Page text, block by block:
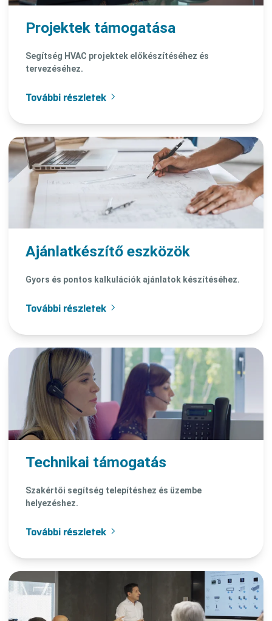
Projektek támogatása
Segítség HVAC projektek előkészítéséhez és
tervezéséhez.
További részletek
Ajánlatkészítő eszközök
Gyors és pontos kalkulációk ajánlatok készítéséhez.
További részletek
Technikai támogatás
Szakértői segítség telepítéshez és üzembe
helyezéshez.
További részletek